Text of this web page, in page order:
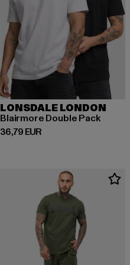
LONSDALE LONDON
Blairmore Double Pack
36,79 EUR
Derzeitiger Preis: 36,79 EUR